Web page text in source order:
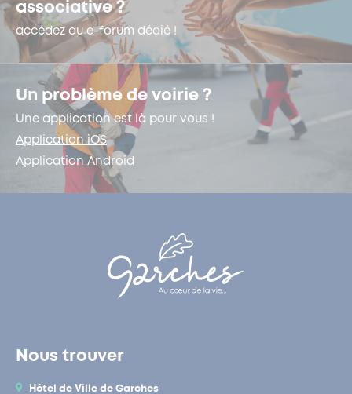
associative ?
accédez au e-forum dédié !
Un problème de voirie ?
Une application est là pour vous !
Application iOS
Application Android
Nous trouver
Hôtel de Ville de Garches